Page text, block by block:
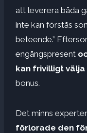
att leverera båda
inte kan förstås
beteende.”
engångspresent
kan frivilligt
bonus.
Det minns
förlorade den